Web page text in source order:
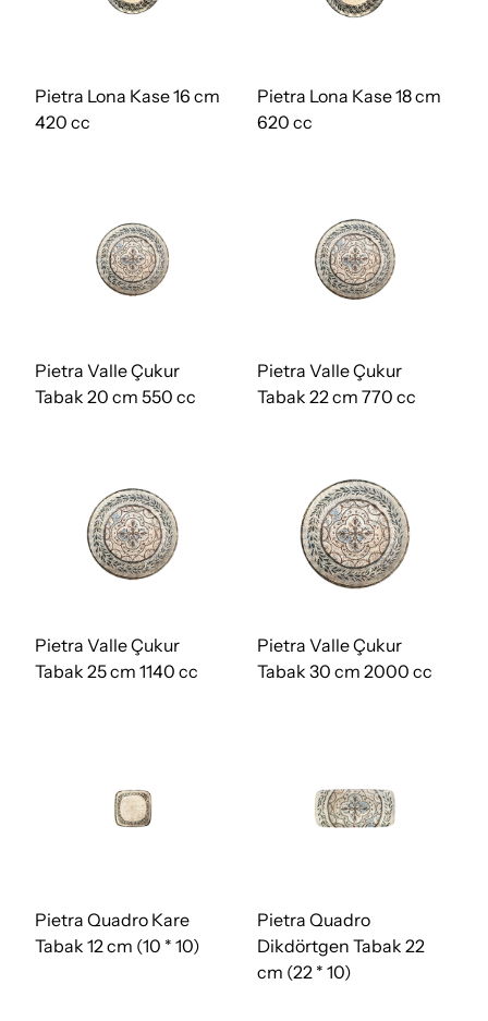
Pietra Lona Kase 16 cm
420 cc
Pietra Lona Kase 18 cm
620 cc
Pietra Valle Çukur
Tabak 20 cm 550 cc
Pietra Valle Çukur
Tabak 22 cm 770 cc
Pietra Valle Çukur
Tabak 25 cm 1140 cc
Pietra Valle Çukur
Tabak 30 cm 2000 cc
Pietra Quadro Kare
Tabak 12 cm (10 * 10)
Pietra Quadro
Dikdörtgen Tabak 22
cm (22 * 10)